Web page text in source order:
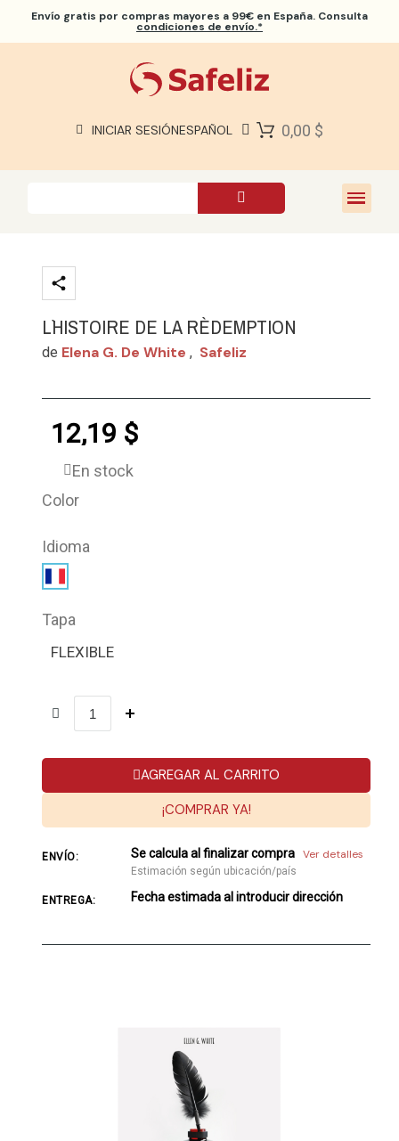
Envío gratis por compras mayores a 99€ en España. Consulta
condiciones de envío.*
INICIAR SESIÓNESPAÑOL 0,00 $
L`HISTOIRE DE LA RÈDEMPTION
de Elena G. De White , Safeliz
12,19 $
En stock
Color
Idioma
Tapa
FLEXIBLE
AGREGAR AL CARRITO
¡COMPRAR YA!
ENVÍO: Se calcula al finalizar compra Ver detalles
Estimación según ubicación/país
ENTREGA: Fecha estimada al introducir dirección